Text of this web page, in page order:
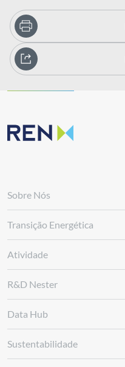
Sobre Nós
Transição Energética
Atividade
R&D Nester
Data Hub
Sustentabilidade